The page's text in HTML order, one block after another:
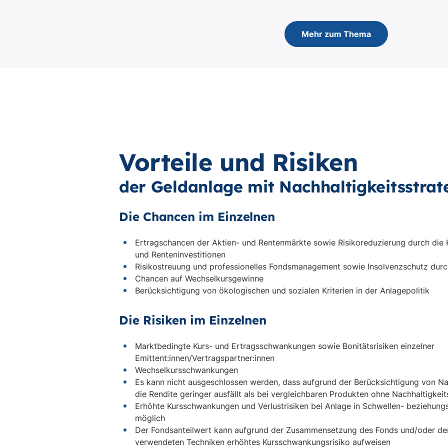
Mehr zum Thema
Vorteile und Risiken
der Geldanlage mit
Die Chancen im Einzelnen
Ertragschancen der Aktien- und Rentenmärkte sowie Risikoreduzierung durch
und Renteninvestitionen
Risikostreuung und professionelles Fondsmanagement sowie Insolvenzschutz
Chancen auf Wechselkursgewinne
Berücksichtigung von ökologischen und sozialen Kriterien in der Anlagepolitik
Die Risiken im Einzelnen
Marktbedingte Kurs- und Ertragsschwankungen sowie Bonitätsrisiken einzelner
Emittent:innen/Vertragspartner:innen
Wechselkursschwankungen
Es kann nicht ausgeschlossen werden, dass aufgrund der Berücksichtigung von
die Rendite geringer ausfällt als bei vergleichbaren Produkten ohne
Erhöhte Kursschwankungen und Verlustrisiken bei Anlage in Schwellen-
möglich
Der Fondsanteilwert kann aufgrund der Zusammensetzung des Fonds und/oder
verwendeten Techniken erhöhtes Kursschwankungsrisiko aufweisen